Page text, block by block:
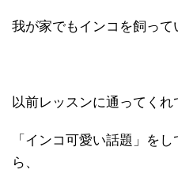
我が家でもインコを飼って
以前レッスンに通ってくれ
「インコ可愛い話題」を
ら、